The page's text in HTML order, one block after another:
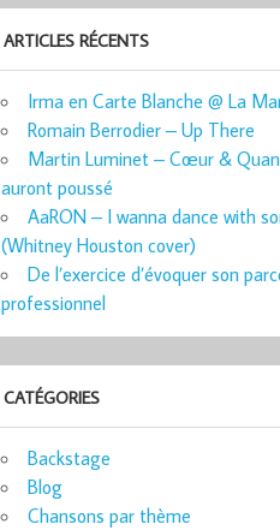
ARTICLES RÉCENTS
Irma en Carte Blanche @ La
Romain Berrodier – Up There
Martin Luminet – Cœur &
auront poussé
AaRON – I wanna dance with
(Whitney Houston cover)
De l’exercice d’évoquer son
professionnel
CATÉGORIES
Backstage
Blog
Chansons par thème